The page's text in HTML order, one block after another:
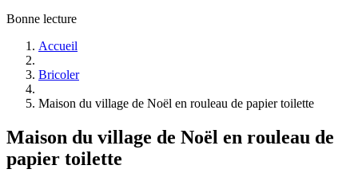
Bonne lecture
Accueil
Bricoler
Maison du village de Noël en rouleau de papier toilette
Maison du village de Noël en rouleau de
papier toilette